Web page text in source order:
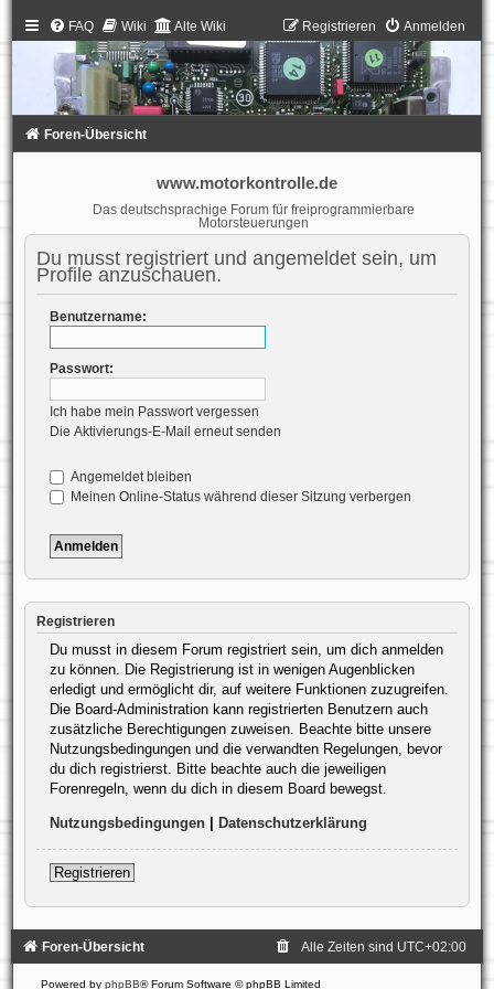
FAQ Wiki Alte Wiki Anmelden
Registrieren
Foren-Übersicht
www.motorkontrolle.de
Das deutschsprachige Forum für freiprogrammierbare
Motorsteuerungen
Du musst registriert und angemeldet sein, um
Profile anzuschauen.
Benutzername:
Passwort:
Ich habe mein Passwort vergessen
Die Aktivierungs-E-Mail erneut senden
Angemeldet bleiben
Meinen Online-Status während dieser Sitzung verbergen
Registrieren
Du musst in diesem Forum registriert sein, um dich anmelden
zu können. Die Registrierung ist in wenigen Augenblicken
erledigt und ermöglicht dir, auf weitere Funktionen zuzugreifen.
Die Board-Administration kann registrierten Benutzern auch
zusätzliche Berechtigungen zuweisen. Beachte bitte unsere
Nutzungsbedingungen und die verwandten Regelungen, bevor
du dich registrierst. Bitte beachte auch die jeweiligen
Forenregeln, wenn du dich in diesem Board bewegst.
Nutzungsbedingungen| Datenschutzerklärung
Registrieren
Foren-Übersicht Alle Zeiten sind UTC+02:00
Powered by phpBB® Forum Software © phpBB Limited